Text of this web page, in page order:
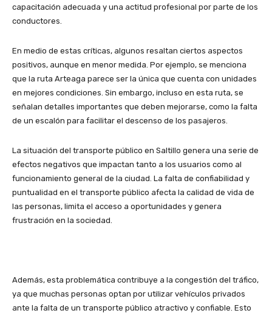
capacitación adecuada y una actitud profesional por parte de los
conductores.
En medio de estas críticas, algunos resaltan ciertos aspectos
positivos, aunque en menor medida. Por ejemplo, se menciona
que la ruta Arteaga parece ser la única que cuenta con unidades
en mejores condiciones. Sin embargo, incluso en esta ruta, se
señalan detalles importantes que deben mejorarse, como la falta
de un escalón para facilitar el descenso de los pasajeros.
La situación del transporte público en Saltillo genera una serie de
efectos negativos que impactan tanto a los usuarios como al
funcionamiento general de la ciudad. La falta de confiabilidad y
puntualidad en el transporte público afecta la calidad de vida de
las personas, limita el acceso a oportunidades y genera
frustración en la sociedad.
Además, esta problemática contribuye a la congestión del tráfico,
ya que muchas personas optan por utilizar vehículos privados
ante la falta de un transporte público atractivo y confiable. Esto